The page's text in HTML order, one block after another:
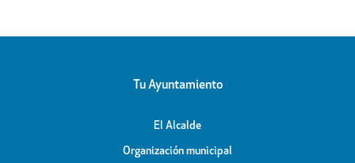
Tu Ayuntamiento
El Alcalde
Organización municipal